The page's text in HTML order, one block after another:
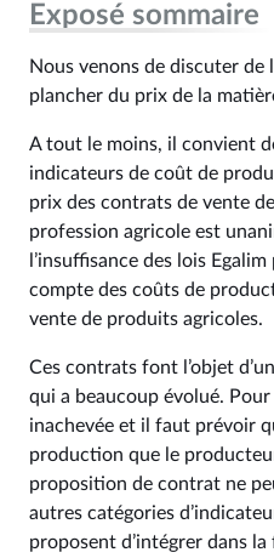
Exposé sommaire
Nous venons de discuter de
plancher du prix de la
A tout le moins, il convient
indicateurs de coût de
prix des contrats de vente
profession agricole est
l’insuffisance des lois
compte des coûts de
vente de produits agricoles.
Ces contrats font l’objet
qui a beaucoup évolué.
inachevée et il faut prévoir
production que le
proposition de contrat ne
autres catégories
proposent d’intégrer dans